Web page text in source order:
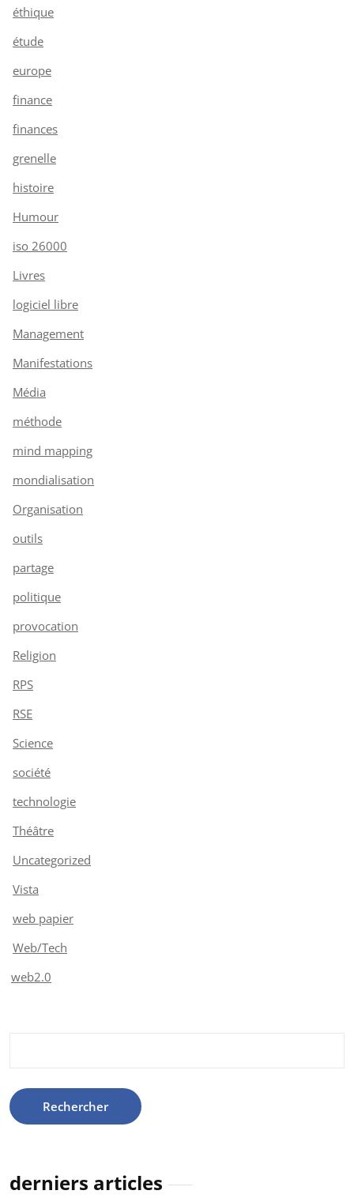
éthique
étude
europe
finance
finances
grenelle
histoire
Humour
iso 26000
Livres
logiciel libre
Management
Manifestations
Média
méthode
mind mapping
mondialisation
Organisation
outils
partage
politique
provocation
Religion
RPS
RSE
Science
société
technologie
Théâtre
Uncategorized
Vista
web papier
Web/Tech
web2.0
derniers articles